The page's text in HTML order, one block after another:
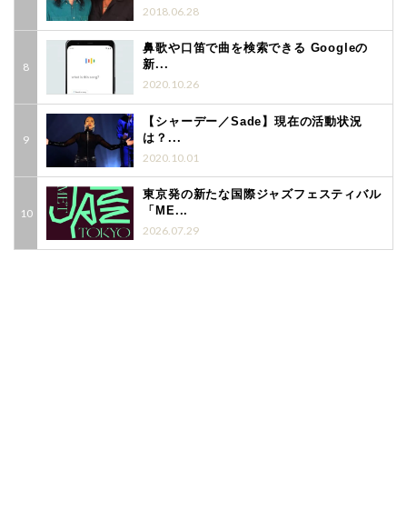
2018.06.28
鼻歌や口笛で曲を検索できる Googleの
新...
2020.10.26
【シャーデー／Sade】現在の活動状況
は？...
2020.10.01
東京発の新たな国際ジャズフェスティバル
「ME...
2026.07.29